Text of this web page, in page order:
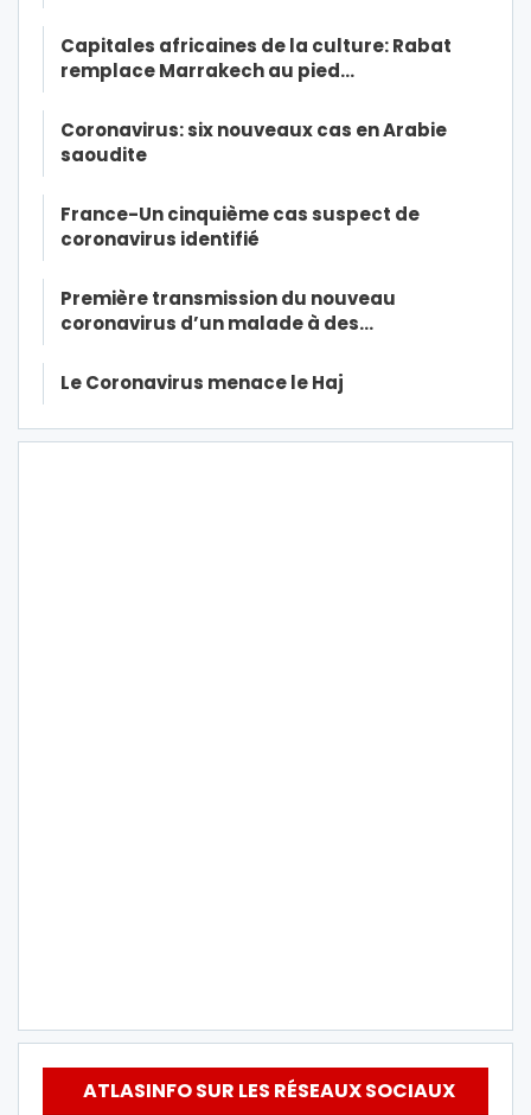
Capitales africaines de la culture: Rabat
remplace Marrakech au pied…
Coronavirus: six nouveaux cas en Arabie
saoudite
France-Un cinquième cas suspect de
coronavirus identifié
Première transmission du nouveau
coronavirus d’un malade à des…
Le Coronavirus menace le Haj
ATLASINFO SUR LES RÉSEAUX SOCIAUX